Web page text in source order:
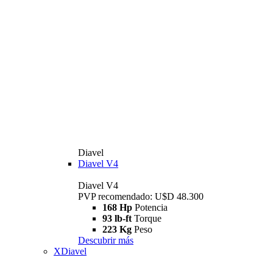
Diavel
Diavel V4
Diavel V4
PVP recomendado: U$D 48.300
168 Hp Potencia
93 lb-ft Torque
223 Kg Peso
Descubrir más
XDiavel